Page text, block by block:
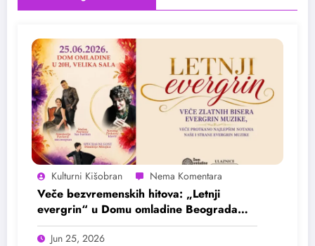
Kulturni Kišobran
Veče bezvremenskih hitova: „Letnji
evergrin“ u Domu omladine Beograda
25. juna
Jun 25, 2026